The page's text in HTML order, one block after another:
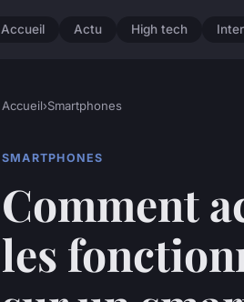
Accueil Actu High tech
Accueil›Smartphones
SMARTPHONES
Comment
les